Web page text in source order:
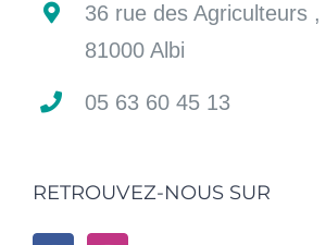
36 rue des Agriculteurs ,
81000 Albi
05 63 60 45 13
RETROUVEZ-NOUS SUR